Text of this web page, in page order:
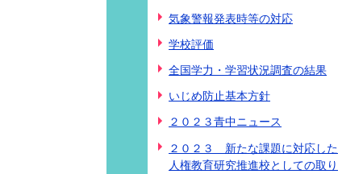
気象警報発表時等の対応
学校評価
全国学力・学習状況調査の結果
いじめ防止基本方針
２０２３青中ニュース
２０２３ 新たな課題に対応した
人権教育研究推進校としての取り